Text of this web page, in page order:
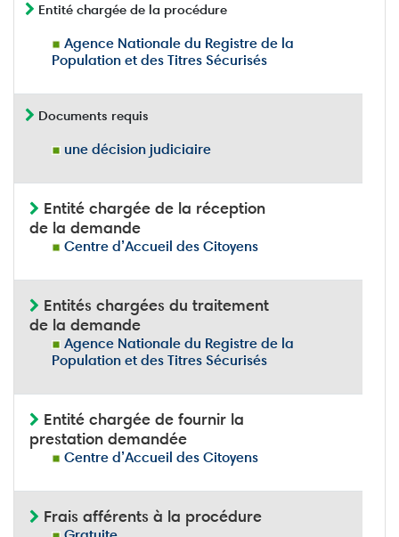
Entité chargée de la procédure
Agence Nationale du Registre de la
Population et des Titres Sécurisés
Documents requis
une décision judiciaire
Entité chargée de la réception
de la demande
Centre d’Accueil des Citoyens
Entités chargées du traitement
de la demande
Agence Nationale du Registre de la
Population et des Titres Sécurisés
Entité chargée de fournir la
prestation demandée
Centre d’Accueil des Citoyens
Frais afférents à la procédure